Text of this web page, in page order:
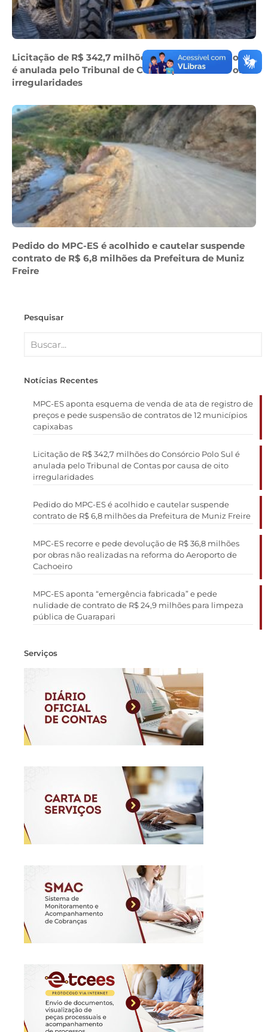
Licitação de R$ 342,7 milhões do Consórcio Polo Sul
é anulada pelo Tribunal de Contas por causa de oito
irregularidades
Pedido do MPC-ES é acolhido e cautelar suspende
contrato de R$ 6,8 milhões da Prefeitura de Muniz
Freire
Pesquisar
Notícias Recentes
MPC-ES aponta esquema de venda de ata de registro de
preços e pede suspensão de contratos de 12 municípios
capixabas
Licitação de R$ 342,7 milhões do Consórcio Polo Sul é
anulada pelo Tribunal de Contas por causa de oito
irregularidades
Pedido do MPC-ES é acolhido e cautelar suspende
contrato de R$ 6,8 milhões da Prefeitura de Muniz Freire
MPC-ES recorre e pede devolução de R$ 36,8 milhões
por obras não realizadas na reforma do Aeroporto de
Cachoeiro
MPC-ES aponta “emergência fabricada” e pede
nulidade de contrato de R$ 24,9 milhões para limpeza
pública de Guarapari
Serviços